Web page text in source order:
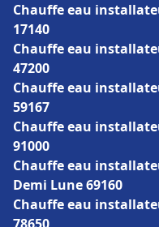
Chauffe eau
17140
Chauffe eau
47200
Chauffe eau
59167
Chauffe eau
91000
Chauffe eau
Demi Lune 69160
Chauffe eau